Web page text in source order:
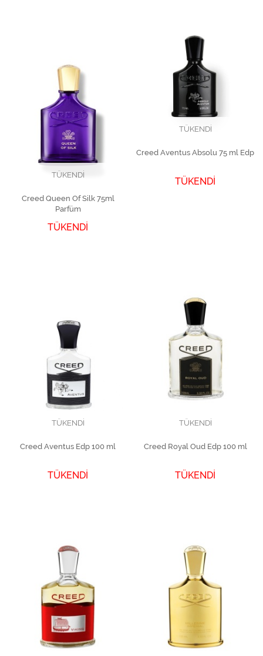
TÜKENDİ
Creed Queen Of Silk 75ml
Parfüm
TÜKENDİ
TÜKENDİ
Creed Aventus Absolu 75 ml Edp
TÜKENDİ
TÜKENDİ
Creed Aventus Edp 100 ml
TÜKENDİ
TÜKENDİ
Creed Royal Oud Edp 100 ml
TÜKENDİ